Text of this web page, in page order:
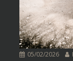
05/02/2026